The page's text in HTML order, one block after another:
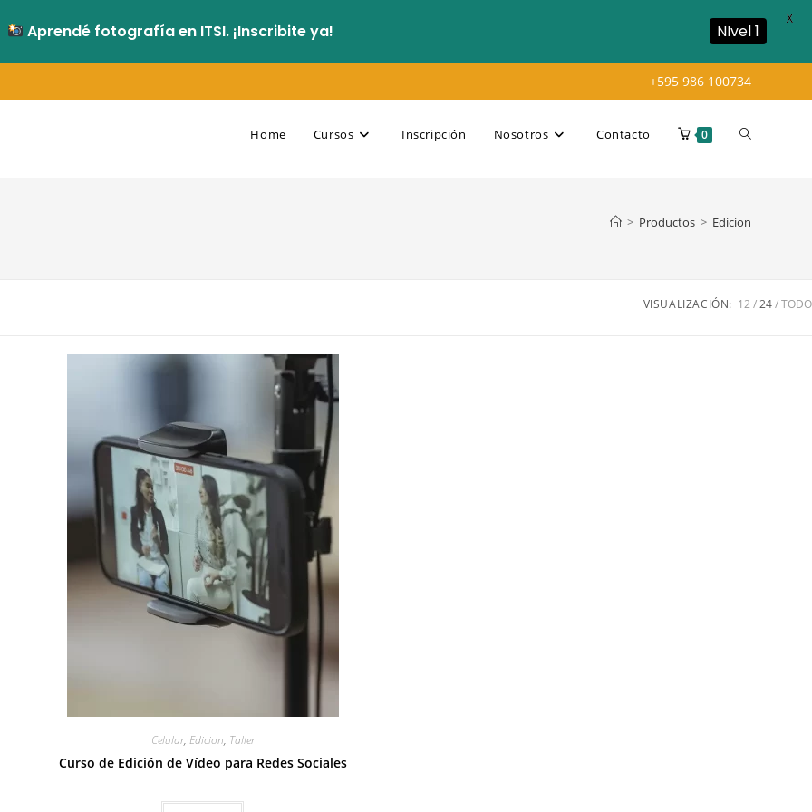
+595 986 100734
Home Cursos Inscripción Nosotros Contacto 0 Alternar
> Productos > Edicion
VISUALIZACIÓN: 12 24 TODO
Celular, Edicion, Taller
Curso de Edición de Vídeo para Redes Sociales
Aprendé fotografía en ITSI. ¡Inscribite ya! NIvel 1
X